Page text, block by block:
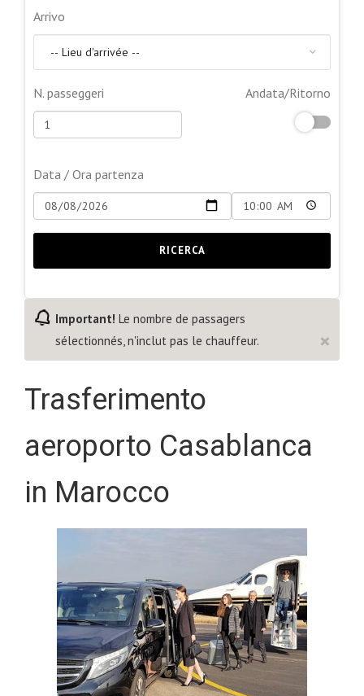
Arrivo
N. passeggeri Andata/Ritorno
Data / Ora partenza
RICERCA
Important! Le nombre de passagers
sélectionnés, n'inclut pas le chauffeur.
×
Trasferimento
aeroporto Casablanca
in Marocco